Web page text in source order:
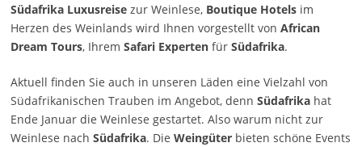
Südafrika Luxusreisezur Weinlese, Boutique Hotelsim
Herzen des Weinlands wird Ihnen vorgestellt von African
Dream Tours, Ihrem Safari Expertenfür Südafrika.
Aktuell finden Sie auch in unseren Läden eine Vielzahl von
Südafrikanischen Trauben im Angebot, denn Südafrikahat
Ende Januar die Weinlese gestartet. Also warum nicht zur
Weinlese nach Südafrika. Die Weingüterbieten schöne Events